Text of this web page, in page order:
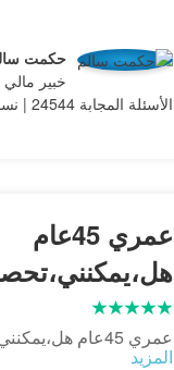
حكمت
خبير مالي
الأسئلة المجابة 24544 | نسبة الرضا 97.7%
عمري 45عام
عمري 45عام هل،يمكنني،تحصل،على،قرض.
المزيد